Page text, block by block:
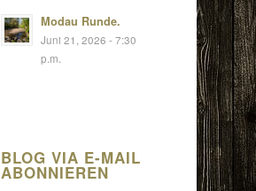
Modau Runde.
Juni 21, 2026 - 7:30
p.m.
BLOG VIA E-MAIL
ABONNIEREN